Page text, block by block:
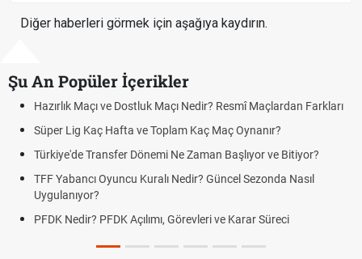
Diğer haberleri görmek için aşağıya kaydırın.
Şu An Popüler İçerikler
Maçı ve Dostluk Maçı Nedir? Resmî Maçlardan Farkları
Kaç Hafta ve Toplam Kaç Maç Oynanır?
Transfer Dönemi Ne Zaman Başlıyor ve Bitiyor?
Oyuncu Kuralı Nedir? Güncel Sezonda Nasıl
PFDK Açılımı, Görevleri ve Karar Süreci
Puan
Futbol